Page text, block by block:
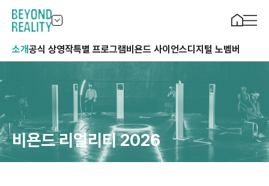
소개공식 상영작특별 프로그램비욘드 사이언스디지털 노벰버
비욘드 리얼리티 2026